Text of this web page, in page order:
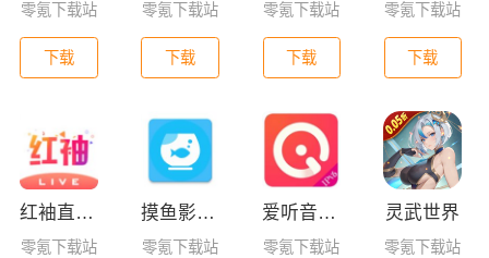
零氪下载站
下载
零氪下载站
下载
零氪下载站
下载
零氪下载站
下载
红袖直播免费版官方版下载
零氪下载站
摸鱼影视app最新版下载
零氪下载站
爱听音乐网免费版下载
零氪下载站
灵武世界
零氪下载站